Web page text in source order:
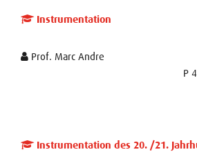
Instrumentation
Prof. Marc Andre
P
Instrumentation des 20. /21.